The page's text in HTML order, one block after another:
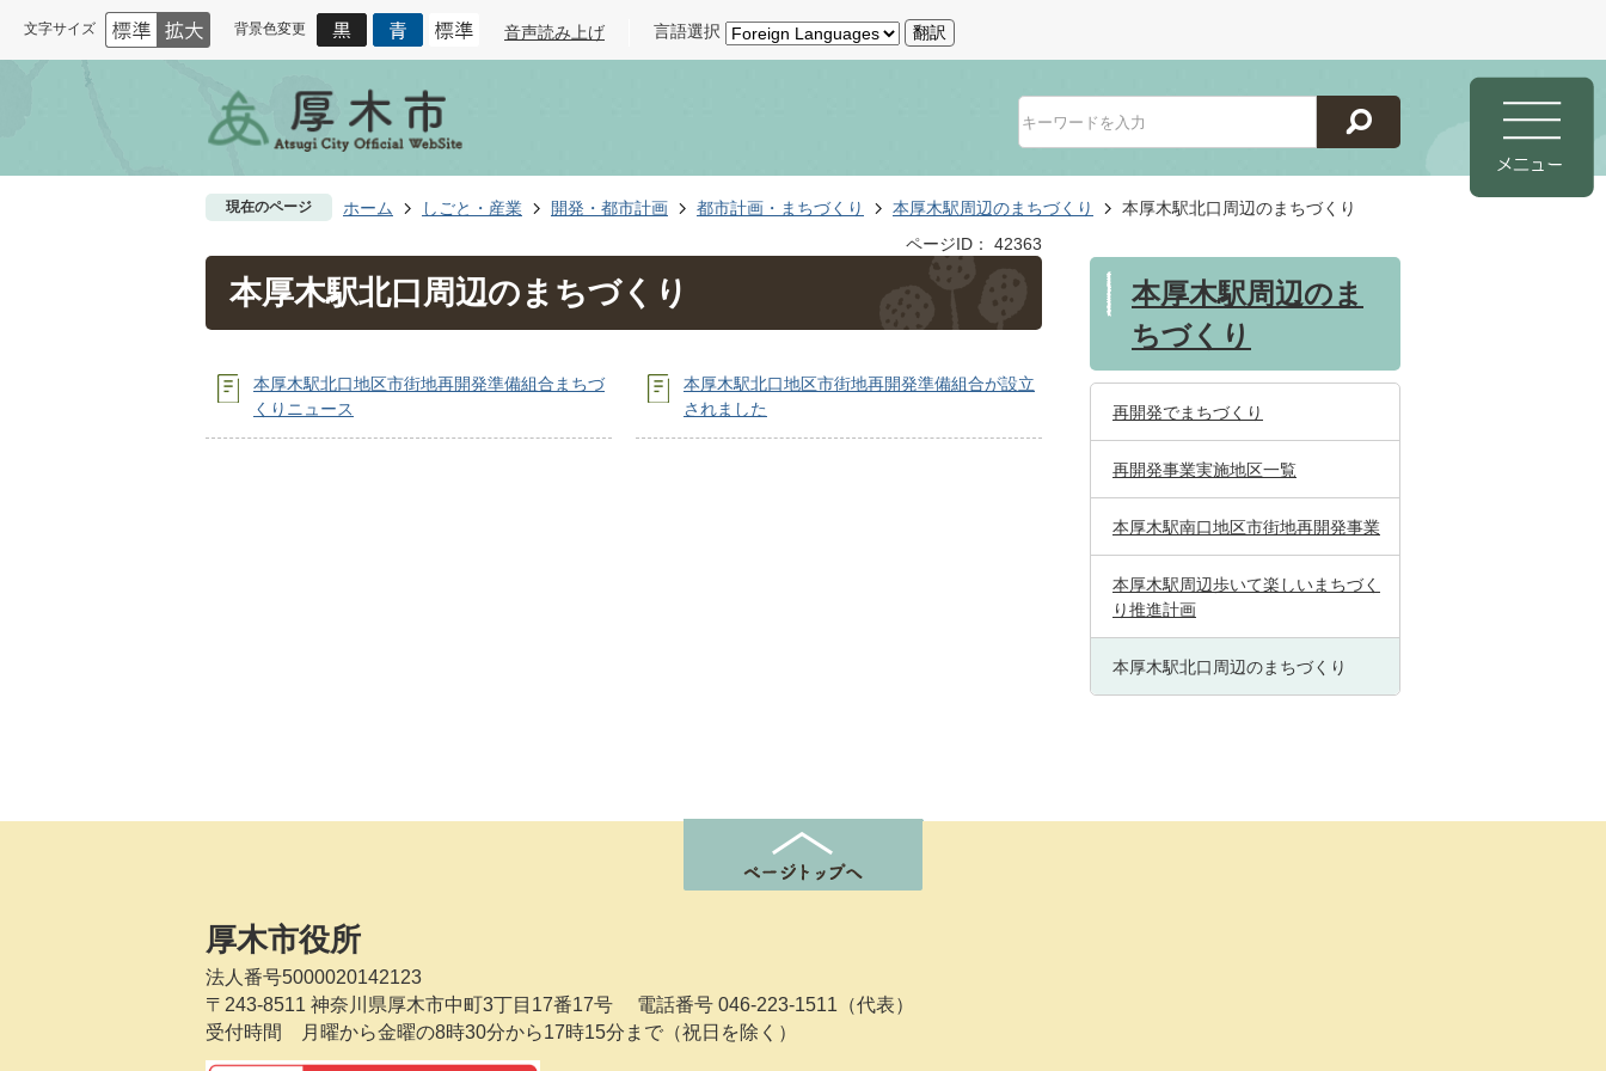
文字サイズ 背景色変更 音声読み上げ 言語選択 翻訳
現在のページ ホーム しごと・産業 開発・都市計画 都市計画・まちづくり 本厚木駅周辺のまちづくり
本厚木駅北口周辺のまちづくり
ページID：
42363
本厚木駅北口周辺のまちづくり
本厚木駅北口地区市街地再開発準備組合まちづ
くりニュース
本厚木駅北口地区市街地再開発準備組合が設立
されました
本厚木駅周辺のま
ちづくり
再開発でまちづくり
再開発事業実施地区一覧
本厚木駅南口地区市街地再開発事業
本厚木駅周辺歩いて楽しいまちづく
り推進計画
本厚木駅北口周辺のまちづくり
厚木市役所
法人番号5000020142123
〒243-8511 神奈川県厚木市中町3丁目17番17号
電話番号 046-223-1511（代表）
受付時間 月曜から金曜の8時30分から17時15分まで（祝日を除く）